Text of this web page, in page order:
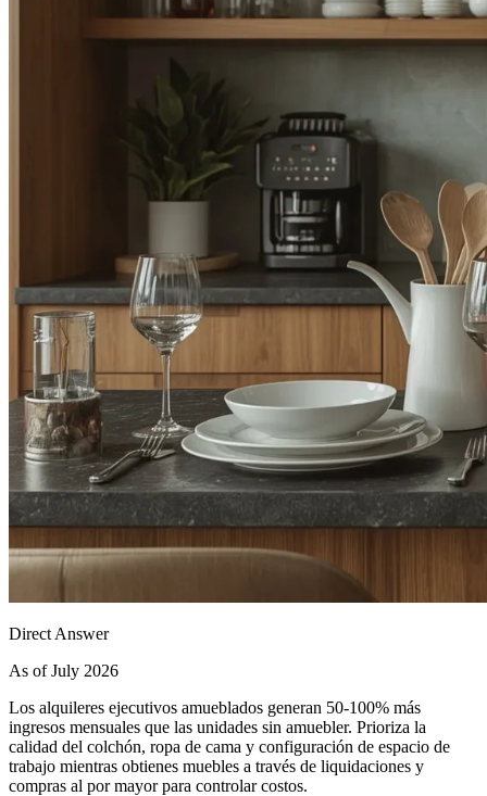
Direct Answer
As of July 2026
Los alquileres ejecutivos amueblados generan 50-100% más
ingresos mensuales que las unidades sin amuebler. Prioriza la
calidad del colchón, ropa de cama y configuración de espacio de
trabajo mientras obtienes muebles a través de liquidaciones y
compras al por mayor para controlar costos.